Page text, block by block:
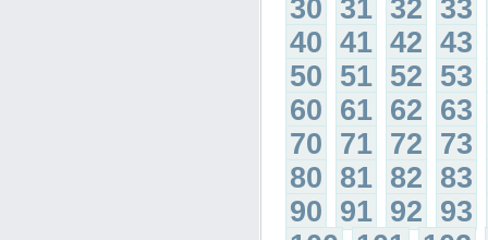
30 31 32 33
40 41 42 43
50 51 52 53
60 61 62 63
70 71 72 73
80 81 82 83
90 91 92 93